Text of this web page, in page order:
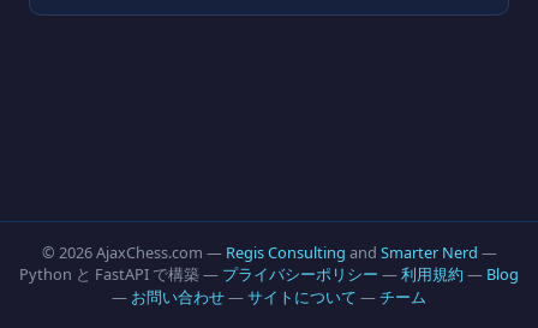
© 2026 AjaxChess.com — Regis Consulting and Smarter Nerd —
Python と FastAPI で構築 — プライバシーポリシー —利用規約 — Blog
— お問い合わせ—サイトについて —チーム